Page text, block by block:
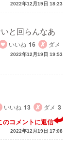
2022年12月19日 18:23
と回らんなあ
いいね 16 ダメ
2022年12月19日 19:53
いいね 13 ダメ 3
のコメントに返信
2022年12月19日 17:08